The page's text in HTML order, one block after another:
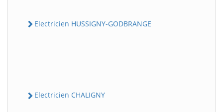
Electricien HUSSIGNY-GODBRANGE
Electricien CHALIGNY